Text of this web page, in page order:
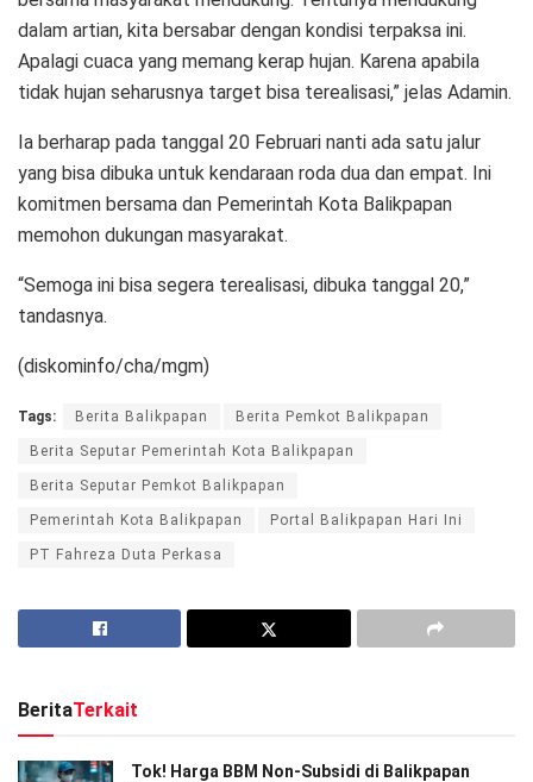
dalam artian, kita bersabar dengan kondisi terpaksa ini.
Apalagi cuaca yang memang kerap hujan. Karena apabila
tidak hujan seharusnya target bisa terealisasi,” jelas Adamin.
Ia berharap pada tanggal 20 Februari nanti ada satu jalur
yang bisa dibuka untuk kendaraan roda dua dan empat. Ini
komitmen bersama dan Pemerintah Kota Balikpapan
memohon dukungan masyarakat.
“Semoga ini bisa segera terealisasi, dibuka tanggal 20,”
tandasnya.
(diskominfo/cha/mgm)
Tags: Berita Balikpapan Berita Pemkot Balikpapan
Berita Seputar Pemerintah Kota Balikpapan
Berita Seputar Pemkot Balikpapan
Pemerintah Kota Balikpapan Portal Balikpapan Hari Ini
PT Fahreza Duta Perkasa
BeritaTerkait
Tok! Harga BBM Non-Subsidi di Balikpapan